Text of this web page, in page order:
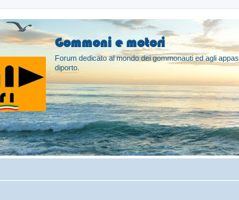
Gommoni e motori
Forum dedicato al mondo dei gommonauti ed agli
diporto.